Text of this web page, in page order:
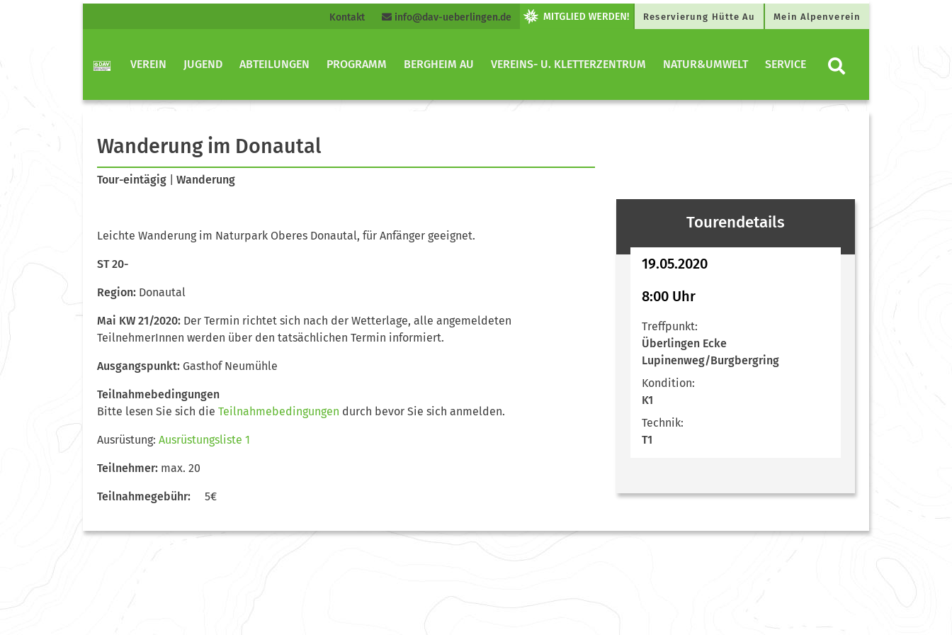
Kontakt info@dav-ueberlingen.de Reservierung Hütte Au Mein Alpenverein
VEREIN JUGEND ABTEILUNGEN PROGRAMM BERGHEIM AU VEREINS- U. KLETTERZENTRUM NATUR&UMWELT SERVICE
Wanderung im Donautal
Tour-eintägig Wanderung
Leichte Wanderung im Naturpark Oberes Donautal, für Anfänger geeignet.
ST 20-
Region: Donautal
Mai KW 21/2020: Der Termin richtet sich nach der Wetterlage, alle angemeldeten
TeilnehmerInnen werden über den tatsächlichen Termin informiert.
Ausgangspunkt: Gasthof Neumühle
Teilnahmebedingungen
Bitte lesen Sie sich die Teilnahmebedingungen durch bevor Sie sich anmelden.
Ausrüstung: Ausrüstungsliste 1
Teilnehmer: max. 20
Teilnahmegebühr: 5€
Tourendetails
19.05.2020
8:00 Uhr
Treffpunkt:
Überlingen Ecke
Lupinenweg/Burgbergring
Kondition:
K1
Technik:
T1